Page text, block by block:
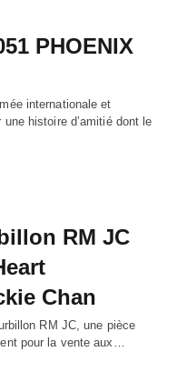
PHOENIX
internationale et
histoire d’amitié dont le
RM JC
Chan
RM JC, une pièce
pour la vente aux…